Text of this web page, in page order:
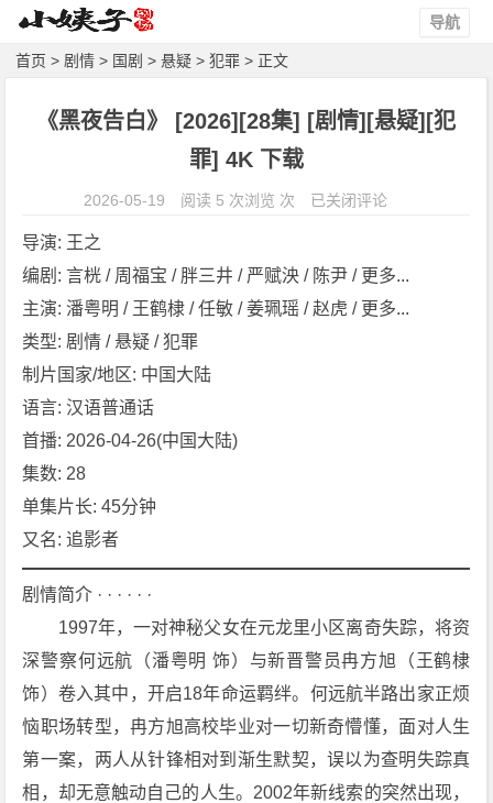
导航
首页 > 剧情 > 国剧 >悬疑 >犯罪 > 正文
《黑夜告白》 [2026][28集] [剧情][悬疑][犯
罪] 4K 下载
2026-05-19 阅读 5 次浏览 次
《黑
白》
[2
罪]
4
K
下
已关闭评论
导演: 王之
编剧: 言桄 / 周福宝 / 胖三井 / 严赋泱 / 陈尹 / 更多...
主演: 潘粤明 / 王鹤棣 / 任敏 / 姜珮瑶 / 赵虎 / 更多...
类型: 剧情 / 悬疑 / 犯罪
制片国家/地区: 中国大陆
语言: 汉语普通话
首播: 2026-04-26(中国大陆)
集数: 28
单集片长: 45分钟
又名: 追影者
剧情简介 · · · · · ·
1997年，一对神秘父女在元龙里小区离奇失踪，将资
深警察何远航（潘粤明 饰）与新晋警员冉方旭（王鹤棣
饰）卷入其中，开启18年命运羁绊。何远航半路出家正烦
恼职场转型，冉方旭高校毕业对一切新奇懵懂，面对人生
第一案，两人从针锋相对到渐生默契，误以为查明失踪真
相，却无意触动自己的人生。2002年新线索的突然出现，